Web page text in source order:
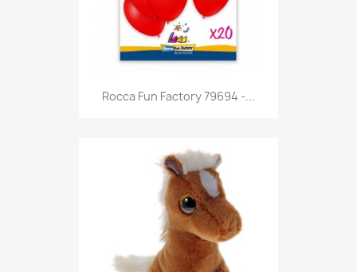
Anteprima
Rocca Fun Factory 79694 -...